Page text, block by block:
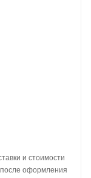
и стоимости
после оформления